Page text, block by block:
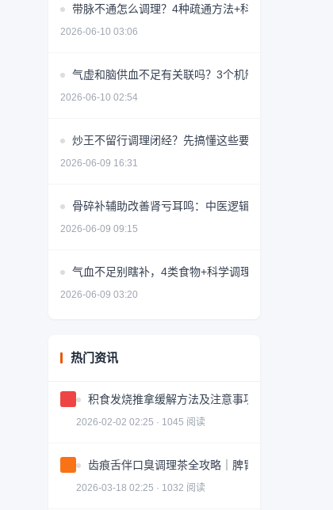
带脉不通怎么调理？4种疏通方法+科学避坑指南
2026-06-10 03:06
气虚和脑供血不足有关联吗？3个机制揭秘
2026-06-10 02:54
炒王不留行调理闭经？先搞懂这些要点避免无效用药
2026-06-09 16:31
骨碎补辅助改善肾亏耳鸣：中医逻辑与使用指南
2026-06-09 09:15
气血不足别瞎补，4类食物+科学调理指南
2026-06-09 03:20
热门资讯
积食发烧推拿缓解方法及注意事项
2026-02-02 02:25 · 1045 阅读
齿痕舌伴口臭调理茶全攻略｜脾胃健康轻松掌握
2026-03-18 02:25 · 1032 阅读